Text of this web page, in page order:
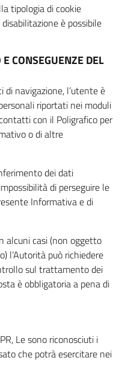
tipologia di cookie
è possibile
CONSEGUENZE DEL
navigazione, l’utente è
riportati nei moduli
con il Poligrafico per
o di altre
dei dati
di perseguire le
Informativa e di
alcuni casi (non oggetto
l’Autorità può richiedere
sul trattamento dei
è obbligatoria a pena di
Le sono riconosciuti i
che potrà esercitare nei